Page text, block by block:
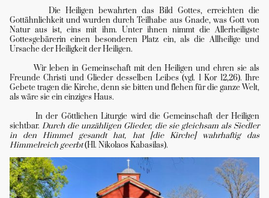
Die Heiligen bewahrten das Bild Gottes, erreichten die
Gottähnlichkeit und wurden durch Teilhabe aus Gnade, was Gott von
Natur aus ist, eins mit ihm. Unter ihnen nimmt die Allerheiligste
Gottesgebärerin einen besonderen Platz ein, als die Allheilige und
Ursache der Heiligkeit der Heiligen.
Wir leben in Gemeinschaft mit den Heiligen und ehren sie als
Freunde Christi und Glieder desselben Leibes (vgl. 1 Kor 12,26). Ihre
Gebete tragen die Kirche, denn sie bitten und flehen für die ganze Welt,
als wäre sie ein einziges Haus.
In der Göttlichen Liturgie wird die Gemeinschaft der Heiligen
sichtbar.Durch die unzähligen Glieder, die sie gleichsam als Siedler
in den Himmel gesandt hat, hat [die Kirche] wahrhaftig das
Himmelreich geerbt(Hl. Nikolaos Kabasilas).